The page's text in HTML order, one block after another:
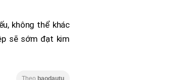
không thể khác
sẽ sớm đạt kim
Theo baodautu